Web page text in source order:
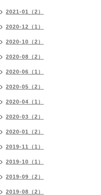
2021-01（2）
2020-12（1）
2020-10（2）
2020-08（2）
2020-06（1）
2020-05（2）
2020-04（1）
2020-03（2）
2020-01（2）
2019-11（1）
2019-10（1）
2019-09（2）
2019-08（2）